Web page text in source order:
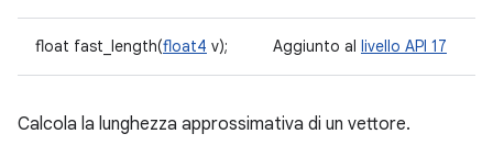
float fast_length(float4 v); Aggiunto al livello API 17
Calcola la lunghezza approssimativa di un vettore.